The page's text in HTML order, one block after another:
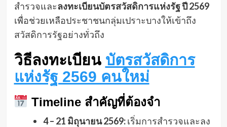
สำรวจและลงทะเบียนบัตรสวัสดิการแห่งรัฐ ปี 2569
เพื่อช่วยเหลือประชาชนกลุ่มเปราะบางให้เข้าถึง
สวัสดิการรัฐอย่างทั่วถึง
วิธีลงทะเบียน บัตรสวัสดิการ
แห่งรัฐ 2569 คนใหม่
Timeline สำคัญที่ต้องจำ
4 – 21 มิถุนายน 2569:เริ่มการสำรวจและลง